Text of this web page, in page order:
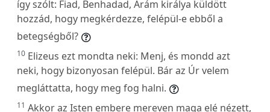
így szólt: Fiad, Benhadad, Arám királya küldött
hozzád, hogy megkérdezze, felépül-e ebből a
betegségből?
10 Elizeus ezt mondta neki: Menj, és mondd azt
neki, hogy bizonyosan felépül. Bár az Úr velem
megláttatta, hogy meg fog halni.
11 Akkor az Isten embere mereven maga elé nézett,